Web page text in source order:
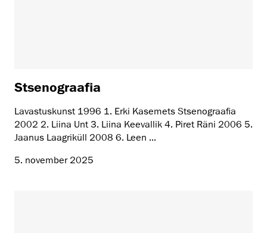
Stsenograafia
Lavastuskunst 1996 1. Erki Kasemets Stsenograafia
2002 2. Liina Unt 3. Liina Keevallik 4. Piret Räni 2006 5.
Jaanus Laagriküll 2008 6. Leen ...
5. november 2025